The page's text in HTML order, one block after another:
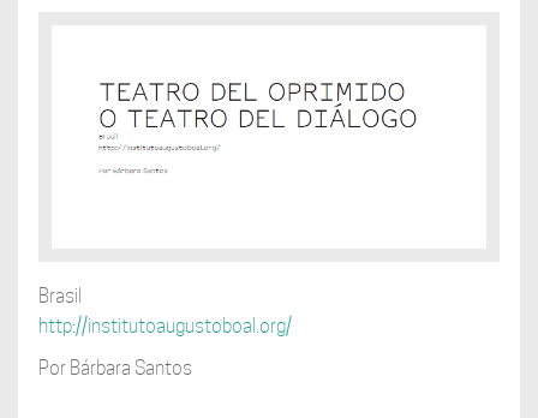
Brasil
http://institutoaugustoboal.org/
Por Bárbara Santos